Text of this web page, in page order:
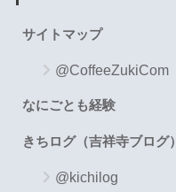
サイトマップ
@CoffeeZukiCom
なにごとも経験
きちログ（吉祥寺ブログ）
@kichilog